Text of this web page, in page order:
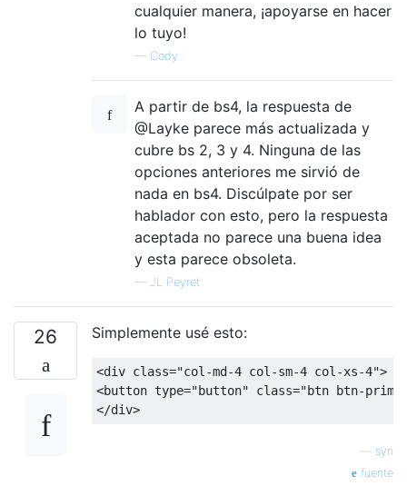
cualquier manera, ¡apoyarse en hacer
lo tuyo!
— Cody
A partir de bs4, la respuesta de
@Layke parece más actualizada y
cubre bs 2, 3 y 4. Ninguna de las
opciones anteriores me sirvió de
nada en bs4. Discúlpate por ser
hablador con esto, pero la respuesta
aceptada no parece una buena idea
y esta parece obsoleta.
— JL Peyret
26 Simplemente usé esto:
<div class="col-md-4 col-sm-4 col-xs-4">
<button type="button" class="btn btn-
</div>
syn
fuente